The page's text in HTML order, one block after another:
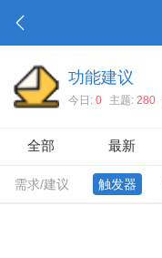
功能建议
今日: 0 主题: 280
全部 最新
需求/建议 触发器